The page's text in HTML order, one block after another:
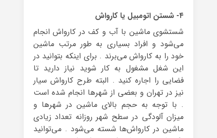
۴- شستن اتومبیل یا کارواش
شستشوی ماشین با آب و کف در کارواش انجام
می‌شود و افراد بسیاری به طور مرتب ماشین
خود را به کارواش می‌برند . برای اینکه بتوانید در
این شغل مشغول به کار شوید نیاز دارید تا
فضایی را اجاره کنید . البته طرح کارواش سیار
نیز در تهران و بعضی از شهرها انجام شده است
. با توجه به حجم بالای ماشین در شهرها و
میزان آلودگی در سطح شهر روزانه تعداد زیادی
ماشین در کارواش‌ها شسته می‌شود . می‌توانید